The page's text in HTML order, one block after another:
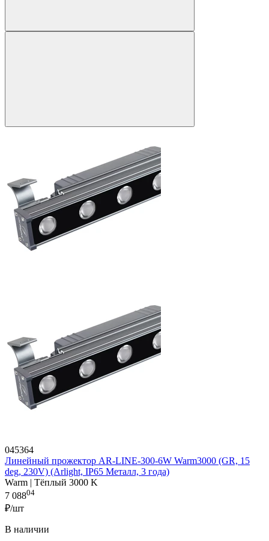
045364
Линейный прожектор AR-LINE-300-6W Warm3000 (GR, 15
deg, 230V) (Arlight, IP65 Металл, 3 года)
Warm | Тёплый 3000 K
7 08804
₽/шт
В наличии